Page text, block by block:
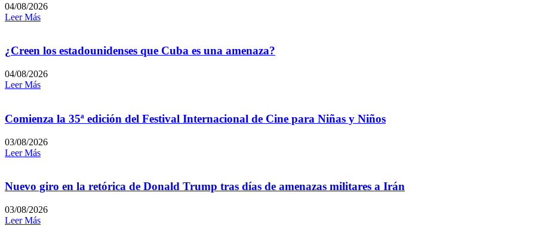
04/08/2026
Leer Más
¿Creen los estadounidenses que Cuba es una amenaza?
04/08/2026
Leer Más
Comienza la 35ª edición del Festival Internacional de Cine para Niñas y Niños
03/08/2026
Leer Más
Nuevo giro en la retórica de Donald Trump tras días de amenazas militares a Irán
03/08/2026
Leer Más